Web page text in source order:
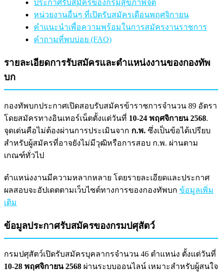
ประกาศรับสมัครของกรมสุขภาพจิต
หน่วยงานอื่นๆ ที่เปิดรับสมัครเดือนพฤศจิกายน
คำแนะนำเพื่อความพร้อมในการสมัครงานราชการ
คำถามที่พบบ่อย (FAQ)
รายละเอียดการรับสมัครและตำแหน่งงานของกองทัพ
บก
กองทัพบกประกาศเปิดสอบรับสมัครข้าราชการจำนวน 89 อัตรา
โดยสมัครทางอินเทอร์เน็ตตั้งแต่วันที่ 10-24 พฤศจิกายน 2568.
จุดเด่นคือไม่ต้องผ่านการประเมินจาก ก.พ. ซึ่งเป็นข้อได้เปรียบ
สำหรับผู้สมัครที่อาจยังไม่มีวุฒิหรือการสอบ ก.พ. ผ่านตาม
เกณฑ์ทั่วไป
ตำแหน่งงานมีความหลากหลาย โดยรายละเอียดและประกาศ
ผลสอบจะอัปเดตตามเว็บไซต์ทางการของกองทัพบก ข้อมูลเพิ่ม
เติม
ข้อมูลประกาศรับสมัครของกรมปศุสัตว์
กรมปศุสัตว์เปิดรับสมัครบุคลากรจำนวน 46 ตำแหน่ง ตั้งแต่วันที่
10-28 พฤศจิกายน 2568 ผ่านระบบออนไลน์ เหมาะสำหรับผู้สนใจ